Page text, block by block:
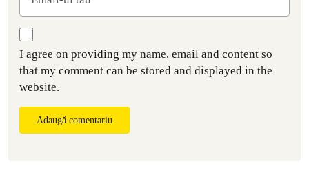
I agree on providing my name, email and content so
that my comment can be stored and displayed in the
website.
Adaugă comentariu